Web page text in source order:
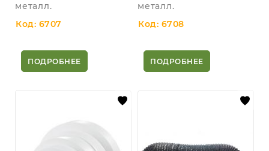
металл.
Код: 6707
ПОДРОБНЕЕ
металл.
Код: 6708
ПОДРОБНЕЕ